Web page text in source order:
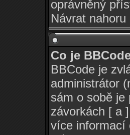
oprávněný
Návrat nahoru
Co je
BBCode je
administrátor
sám o sobě je
závorkách [ a
více informací